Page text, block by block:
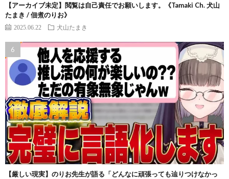
【アーカイブ未定】閲覧は自己責任でお願いします。《Tamaki Ch. 犬山
たまき / 佃煮のりお》
2025.06.22 犬山たまき
【厳しい現実】のりお先生が語る「どんなに頑張っても辿りつけなかっ